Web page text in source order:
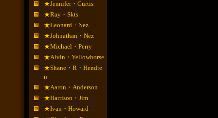
★Jennifer・Curtis
★Ray・Skts
★Leonard・Nez
★Johnathan・Nez
★Michael・Perry
★Alvin・Yellowhorse
★Shane・R・Hendre
n
★Aaron・Anderson
★Harrison・Jim
★Ivan・Howard